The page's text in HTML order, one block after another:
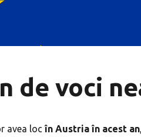
de voci
avea locîn Austria în acest an,